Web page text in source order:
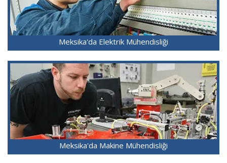
Meksika'da Elektrik Mühendisliği
Meksika'da Makine Mühendisliği